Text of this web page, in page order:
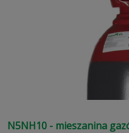
N5NH10 - mieszanina